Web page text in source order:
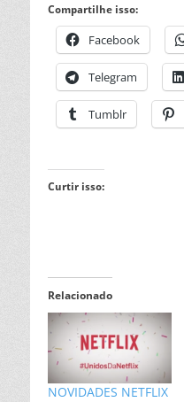
Compartilhe isso:
Facebook
Telegram
Tumblr
Curtir isso:
Relacionado
NOVIDADES NETFLIX